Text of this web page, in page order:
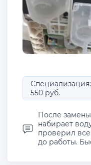
550 руб.
После
набирает
проверил
до работы.